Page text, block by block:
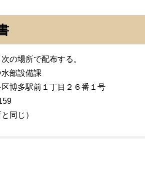
の場所で配布する。
水部設備課
区博多駅前１丁目２６番１号
同じ）